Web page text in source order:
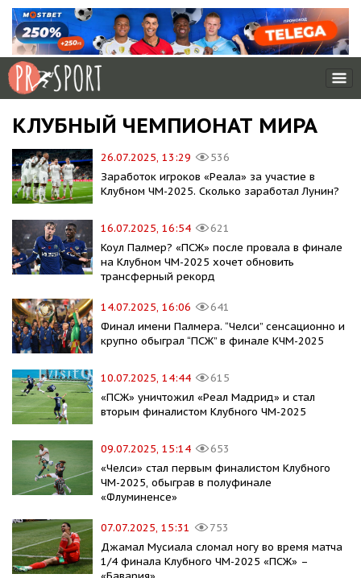
КЛУБНЫЙ ЧЕМПИОНАТ МИРА
26.07.2025, 13:29
536
Заработок игроков «Реала» за участие в
Клубном ЧМ-2025. Сколько заработал Лунин?
16.07.2025, 16:54
621
Коул Палмер? «ПСЖ» после провала в финале
на Клубном ЧМ-2025 хочет обновить
трансферный рекорд
14.07.2025, 16:06
641
Финал имени Палмера. “Челси” сенсационно и
крупно обыграл “ПСЖ” в финале КЧМ-2025
10.07.2025, 14:44
615
«ПСЖ» уничтожил «Реал Мадрид» и стал
вторым финалистом Клубного ЧМ-2025
09.07.2025, 15:14
653
«Челси» стал первым финалистом Клубного
ЧМ-2025, обыграв в полуфинале
«Флуминенсе»
07.07.2025, 15:31
753
Джамал Мусиала сломал ногу во время матча
1/4 финала Клубного ЧМ-2025 «ПСЖ» –